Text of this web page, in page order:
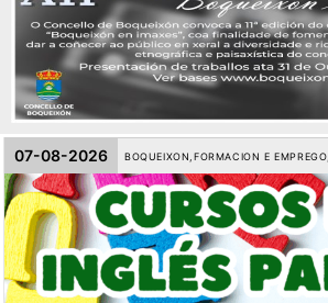
07-08-2026 BOQUEIXON ,FORMACION E EMPREGO